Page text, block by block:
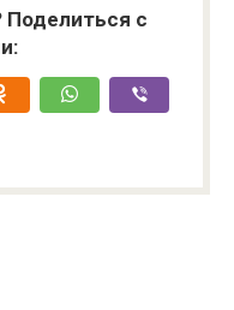
Поделиться с